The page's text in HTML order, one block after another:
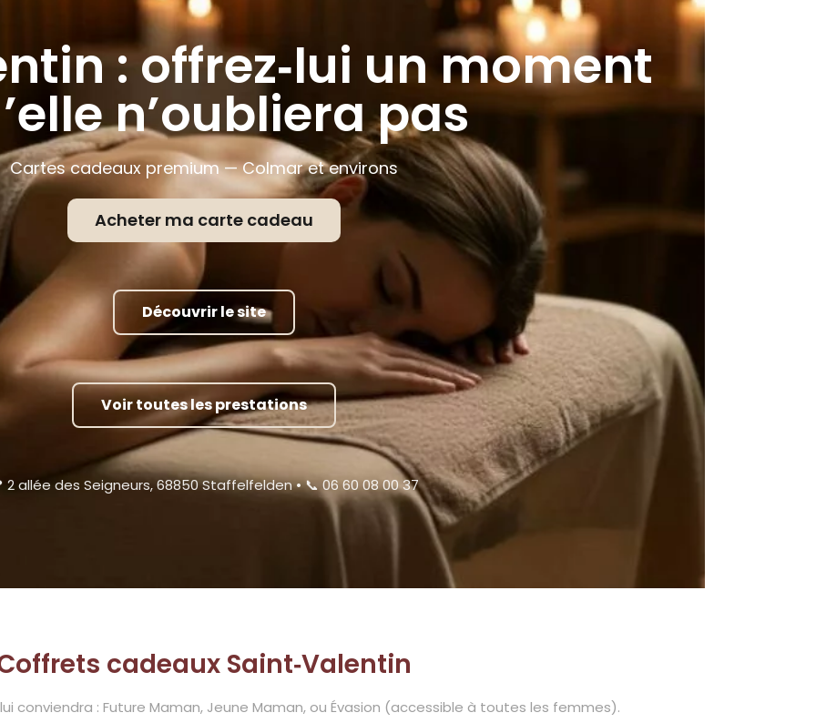
: offrez‑lui un moment
n’oubliera pas
Cartes cadeaux premium — Colmar et environs
Acheter ma carte cadeau
Découvrir le site
Voir toutes les prestations
2 allée des Seigneurs, 68850 Staffelfelden • 📞 06 60 08 00 37
cadeaux Saint‑Valentin
conviendra : Future Maman, Jeune Maman, ou Évasion (accessible à toutes les femmes).